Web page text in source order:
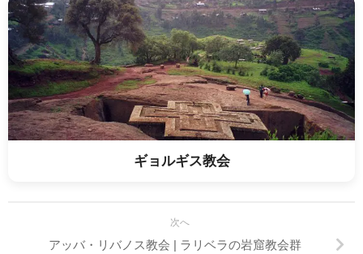
ギョルギス教会
次へ
アッバ・リバノス教会 | ラリベラの岩窟教会群